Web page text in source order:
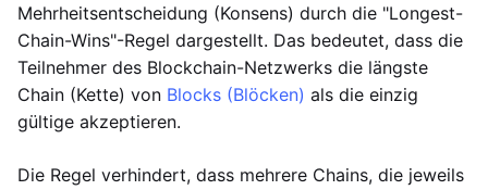
Mehrheitsentscheidung (Konsens) durch die "Longest-
Chain-Wins"-Regel dargestellt. Das bedeutet, dass die
Teilnehmer des Blockchain-Netzwerks die längste
Chain (Kette) von Blocks (Blöcken) als die einzig
gültige akzeptieren.
Die Regel verhindert, dass mehrere Chains, die jeweils